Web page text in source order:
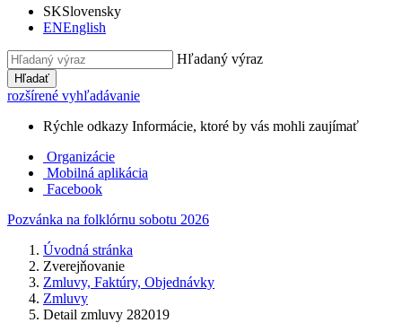
SKSlovensky
ENEnglish
Hľadaný výraz
Hľadať
rozšírené vyhľadávanie
Rýchle odkazy Informácie, ktoré by vás mohli zaujímať
Organizácie
Mobilná aplikácia
Facebook
Pozvánka na folklórnu sobotu 2026
Úvodná stránka
Zverejňovanie
Zmluvy, Faktúry, Objednávky
Zmluvy
Detail zmluvy 282019